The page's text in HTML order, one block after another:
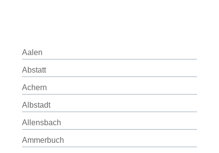
Aalen
Abstatt
Achern
Albstadt
Allensbach
Ammerbuch